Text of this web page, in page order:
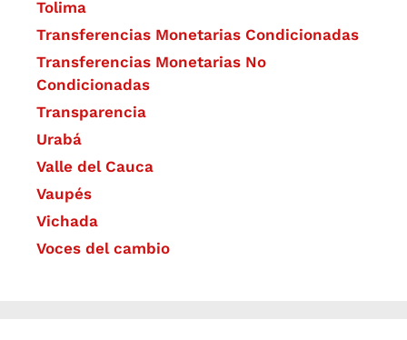
Tolima
Transferencias Monetarias Condicionadas
Transferencias Monetarias No
Condicionadas
Transparencia
Urabá
Valle del Cauca
Vaupés
Vichada
Voces del cambio